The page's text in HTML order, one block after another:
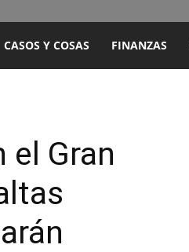
CASOS Y COSAS FINANZAS
el Gran